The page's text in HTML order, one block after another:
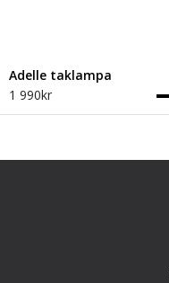
Adelle taklampa
1 990kr